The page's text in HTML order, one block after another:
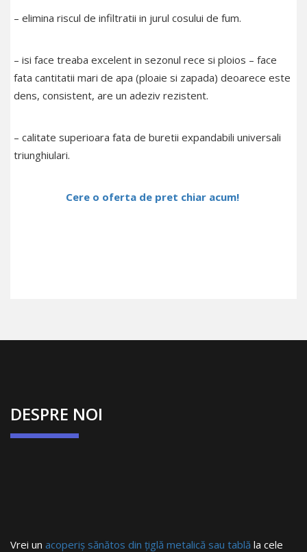
– elimina riscul de infiltratii in jurul cosului de fum.
– isi face treaba excelent in sezonul rece si ploios – face
fata cantitatii mari de apa (ploaie si zapada) deoarece este
dens, consistent, are un adeziv rezistent.
– calitate superioara fata de buretii expandabili universali
triunghiulari.
Cere o oferta de pret chiar acum!
DESPRE NOI
Vrei un acoperiș sănătos din țiglă metalică sau tablă la cele